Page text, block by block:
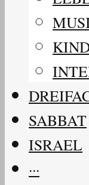
SABBAT
ISRAEL
···